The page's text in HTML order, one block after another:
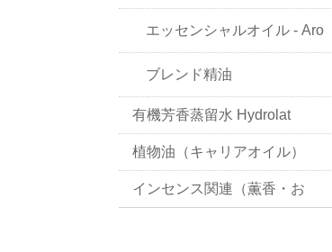
Sensoleo -
エッセンシャルオイル - Aro
maland - (ドイツ薬局方準拠精
油）
ブレンド精油
有機芳香蒸留水 Hydrolat
植物油（キャリアオイル）
インセンス関連（薫香・お